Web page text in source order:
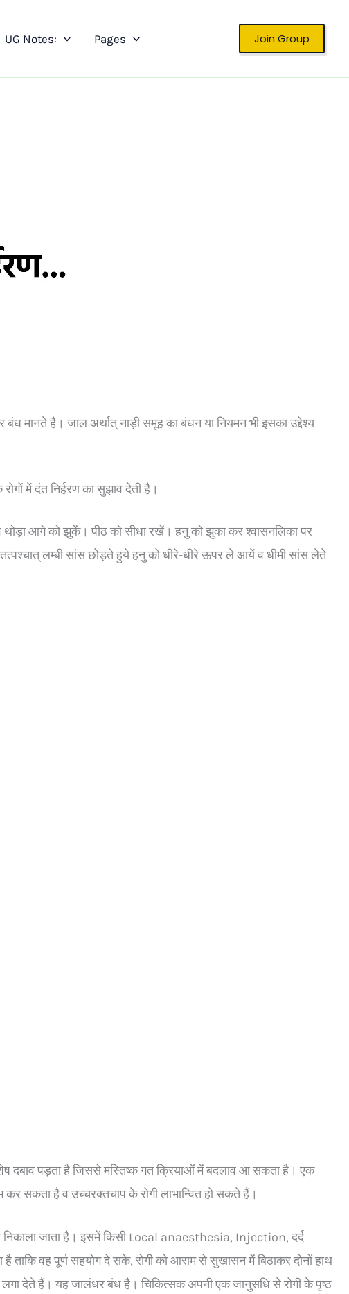
UG Notes: Pages Join Group
बंध मानते है।जाल अर्थात् नाड़ी समूह का बंधनया नियमन भी इसका उद्देश्य
में दंत निर्हरण का सुझाव देती है।
आगे को झुकें। पीठ को सीधा रखें। हनु को झुका कर श्वासनलिका पर
लम्बी सांस छोड़ते हुये हनु को धीरे-धीरे ऊपर ले आयें व धीमी सांस लेते
दबाव पड़ता है जिससे मस्तिष्क गत क्रियाओं में बदलाव आ सकता है। एक
सकता है व उच्चरक्तचाप के रोगी लाभान्वित हो सकते हैं।
जाता है। इसमें किसी Local anaesthesia, Injection, दर्द
वह पूर्ण सहयोग दे सके, रोगी को आराम से सुखासन में बिठाकर दोनों हाथ
देते हैं। यह जालंधर बंध है। चिकित्सक अपनी एक जानुसधि से रोगी के पृष्ठ